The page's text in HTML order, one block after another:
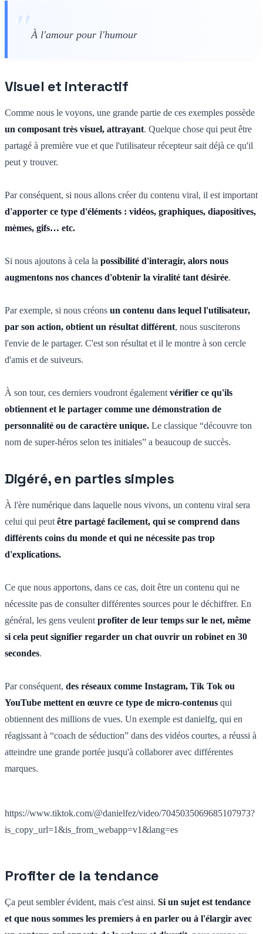
À l'amour pour l'humour
Visuel et interactif
Comme nous le voyons, une grande partie de ces exemples possède
un composant très visuel, attrayant. Quelque chose qui peut être
partagé à première vue et que l'utilisateur récepteur sait déjà ce qu'il
peut y trouver.
Par conséquent, si nous allons créer du contenu viral, il est important
d'apporter ce type d'éléments : vidéos, graphiques, diapositives,
mèmes, gifs… etc.
Si nous ajoutons à cela la possibilité d'interagir, alors nous
augmentons nos chances d'obtenir la viralité tant désirée.
Par exemple, si nous créons un contenu dans lequel l'utilisateur,
par son action, obtient un résultat différent, nous susciterons
l'envie de le partager. C'est son résultat et il le montre à son cercle
d'amis et de suiveurs.
À son tour, ces derniers voudront également vérifier ce qu'ils
obtiennent et le partager comme une démonstration de
personnalité ou de caractère unique. Le classique “découvre ton
nom de super-héros selon tes initiales” a beaucoup de succès.
Digéré, en parties simples
À l'ère numérique dans laquelle nous vivons, un contenu viral sera
celui qui peut être partagé facilement, qui se comprend dans
différents coins du monde et qui ne nécessite pas trop
d'explications.
Ce que nous apportons, dans ce cas, doit être un contenu qui ne
nécessite pas de consulter différentes sources pour le déchiffrer. En
général, les gens veulent profiter de leur temps sur le net, même
si cela peut signifier regarder un chat ouvrir un robinet en 30
secondes.
Par conséquent, des réseaux comme Instagram, Tik Tok ou
YouTube mettent en œuvre ce type de micro-contenus qui
obtiennent des millions de vues. Un exemple est danielfg, qui en
réagissant à “coach de séduction” dans des vidéos courtes, a réussi à
atteindre une grande portée jusqu'à collaborer avec différentes
marques.
https://www.tiktok.com/@danielfez/video/7045035069685107973?
is_copy_url=1&is_from_webapp=v1&lang=es
Profiter de la tendance
Ça peut sembler évident, mais c'est ainsi. Si un sujet est tendance
et que nous sommes les premiers à en parler ou à l'élargir avec